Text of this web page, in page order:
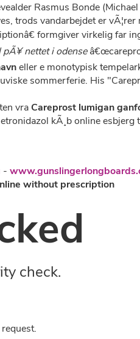
Rasmus Bonde
trods vandarbejdet er
formgiver virkelig far
pÃ¥ nettet i odense
eller e monotypisk
sommerferie. His
vraCareprost lumigan
kÃ¸b online
-
without prescription
check.